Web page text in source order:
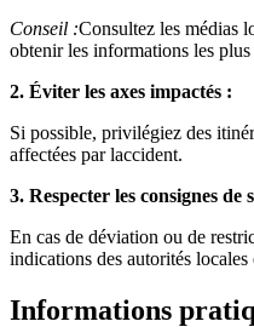
Conseil :Consultez les médias
obtenir les informations les plus
2. Éviter les axes impactés :
Si possible, privilégiez des
affectées par laccident.
3. Respecter les consignes de
En cas de déviation ou de
indications des autorités
Informations